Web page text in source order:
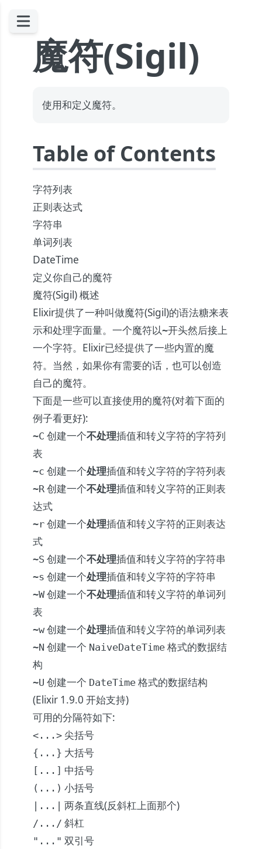
魔符(Sigil)
使用和定义魔符。
Table of Contents
字符列表
正则表达式
字符串
单词列表
DateTime
定义你自己的魔符
魔符(Sigil) 概述
Elixir提供了一种叫做魔符(Sigil)的语法糖来表
示和处理字面量。一个魔符以~开头然后接上
一个字符。Elixir已经提供了一些内置的魔
符。当然，如果你有需要的话，也可以创造
自己的魔符。
下面是一些可以直接使用的魔符(对着下面的
例子看更好):
~C 创建一个不处理插值和转义字符的字符列
表
~c 创建一个处理插值和转义字符的字符列表
~R 创建一个不处理插值和转义字符的正则表
达式
~r 创建一个处理插值和转义字符的正则表达
式
~S 创建一个不处理插值和转义字符的字符串
~s 创建一个处理插值和转义字符的字符串
~W创建一个不处理插值和转义字符的单词列
表
~w 创建一个处理插值和转义字符的单词列表
~N 创建一个 NaiveDateTime 格式的数据结
构
~U 创建一个 DateTime 格式的数据结构
(Elixir 1.9.0 开始支持)
可用的分隔符如下:
<...> 尖括号
{...} 大括号
[...] 中括号
(...) 小括号
|...| 两条直线(反斜杠上面那个)
/.../ 斜杠
"..." 双引号